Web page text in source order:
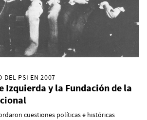
DEL PSI EN 2007
Izquierda y la Fundación de la
cuestiones políticas e históricas